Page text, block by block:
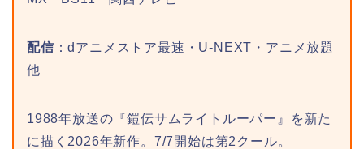
配信 ：dアニメストア最速・U-NEXT・アニメ放題
他
1988年放送の『鎧伝サムライトルーパー』を新た
に描く2026年新作。7/7開始は第2クール。